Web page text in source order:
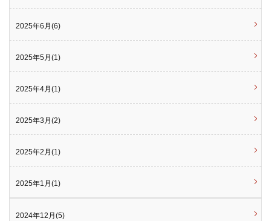
2025年6月(6)
2025年5月(1)
2025年4月(1)
2025年3月(2)
2025年2月(1)
2025年1月(1)
2024年12月(5)